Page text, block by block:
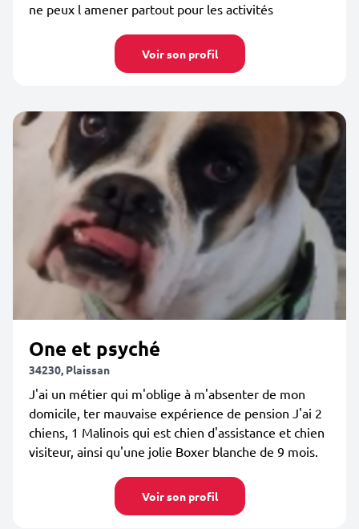
ne peux l amener partout pour les activités
Voir son profil
One et psyché
34230, Plaissan
J'ai un métier qui m'oblige à m'absenter de mon
domicile, ter mauvaise expérience de pension J'ai 2
chiens, 1 Malinois qui est chien d'assistance et chien
visiteur, ainsi qu'une jolie Boxer blanche de 9 mois.
Voir son profil